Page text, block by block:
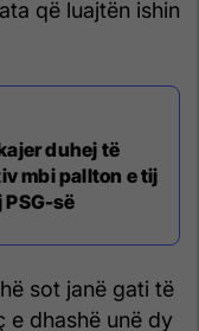
që luajtën ishin
duhej të
mbi pallton e tij
së
sot janë gati të
e dhashë unë dy